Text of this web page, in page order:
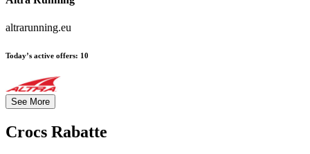
altrarunning.eu
Today’s active offers: 10
See More
Crocs Rabatte